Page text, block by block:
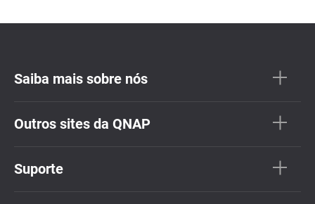
Saiba mais sobre nós
Outros sites da QNAP
Suporte